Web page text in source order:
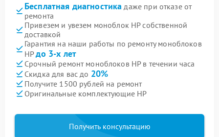
Бесплатная диагностика даже при отказе от
ремонта
Привезем и увезем моноблок HP собственной
доставкой
Гарантия на наши работы по ремонту моноблоков
HPдо 3-х лет
Срочный ремонт моноблоков HP в течении часа
Скидка для вас до 20%
Получите 1500 рублей на ремонт
Оригинальные комплектующие HP
Получить консультацию